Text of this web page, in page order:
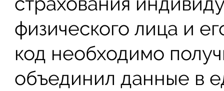
физического лица и
код необходимо
объединил данные в